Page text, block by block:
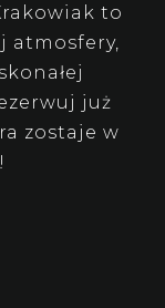
to
atmosfery,
już
zostaje w